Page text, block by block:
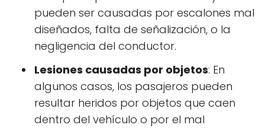
pueden ser causadas por escalones mal
diseñados, falta de señalización, o la
negligencia del conductor.
Lesiones causadas por objetos: En
algunos casos, los pasajeros pueden
resultar heridos por objetos que caen
dentro del vehículo o por el mal